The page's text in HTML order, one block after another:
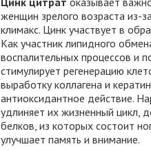
женщин зрелого возраста из-
климакс. Цинк участвует в
Как участник липидного
воспалительных процессов и
стимулирует регенерацию
выработку коллагена и
антиоксидантное действие.
удлиняет их жизненный цикл,
белков, из которых состоит
улучшает память и внимание.